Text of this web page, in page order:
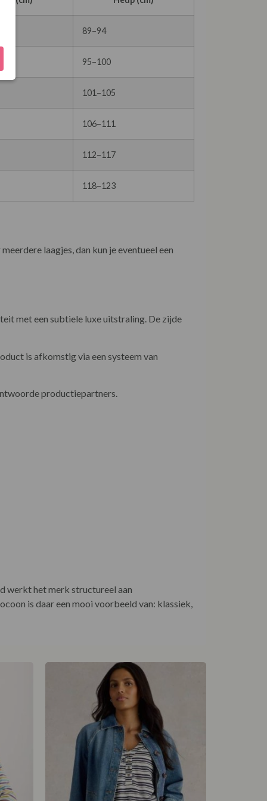
89–94
95–100
101–105
106–111
112–117
118–123
laagjes, dan kun je eventueel een
met een subtiele luxe uitstraling. De zijde
is afkomstig via een systeem van
productiepartners.
werkt het merk structureel aan
is daar een mooi voorbeeld van: klassiek,